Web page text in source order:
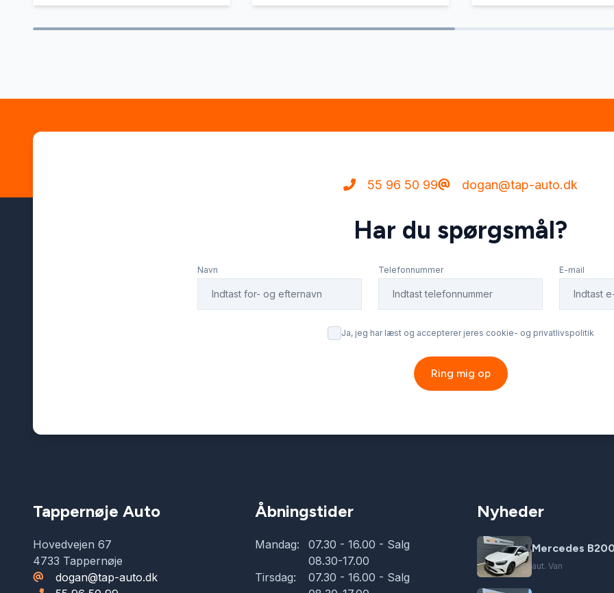
55 96 50 99 dogan@tap-auto.dk
Har du spørgsmål?
Navn Telefonnummer E-mail
Ja, jeg har læst og accepterer jeres cookie- og privatlivspolitik
Ring mig op
Tappernøje Auto
Hovedvejen 67
4733 Tappernøje
dogan@tap-auto.dk
Åbningstider
Mandag:
07.30 - 16.00 - Salg
08.30-17.00
Tirsdag:
07.30 - 16.00 - Salg
Nyheder
Mercedes
aut. Van